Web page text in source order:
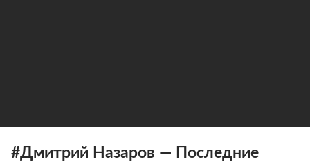
#Дмитрий Назаров — Последние